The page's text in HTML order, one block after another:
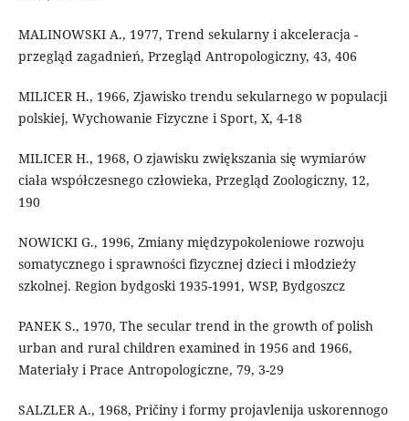
MALINOWSKI A., 1977, Trend sekularny i akceleracja -
przegląd zagadnień, Przegląd Antropologiczny, 43, 406
MILICER H., 1966, Zjawisko trendu sekularnego w populacji
polskiej, Wychowanie Fizyczne i Sport, X, 4-18
MILICER H., 1968, O zjawisku zwiększania się wymiarów
ciała współczesnego człowieka, Przegląd Zoologiczny, 12,
190
NOWICKI G., 1996, Zmiany międzypokoleniowe rozwoju
somatycznego i sprawności fizycznej dzieci i młodzieży
szkolnej. Region bydgoski 1935-1991, WSP, Bydgoszcz
PANEK S., 1970, The secular trend in the growth of polish
urban and rural children examined in 1956 and 1966,
Materiały i Prace Antropologiczne, 79, 3-29
SALZLER A., 1968, Pričiny i formy projavlenija uskorennogo